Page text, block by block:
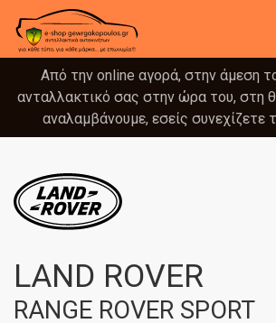
Από την online αγορά, στην άμεση
ανταλλακτικό σας στην ώρα του, στη
αναλαμβάνουμε, εσείς συνεχίζετε
LAND ROVER
RANGE ROVER SPORT